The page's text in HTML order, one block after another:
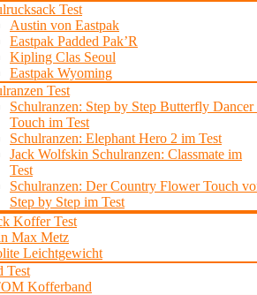
Test
Austin von Eastpak
Eastpak Padded Pak’R
Kipling Clas Seoul
Eastpak Wyoming
Test
Schulranzen: Step by Step Butterfly Dancer
Touch im Test
Schulranzen: Elephant Hero 2 im Test
Jack Wolfskin Schulranzen: Classmate im
Test
Schulranzen: Der Country Flower Touch
Step by Step im Test
Koffer Test
Max Metz
Leichtgewicht
Test
Kofferband